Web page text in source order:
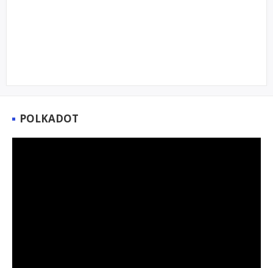
POLKADOT